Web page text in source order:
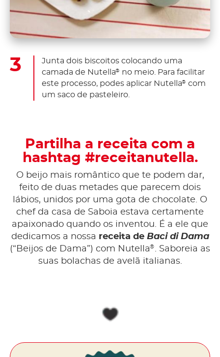
Junta dois biscoitos colocando uma
camada de Nutella® no meio. Para facilitar
este processo, podes aplicar Nutella® com
um saco de pasteleiro.
Partilha a receita com a
hashtag #receitanutella.
O beijo mais romântico que te podem dar,
feito de duas metades que parecem dois
lábios, unidos por uma gota de chocolate. O
chef da casa de Saboia estava certamente
apaixonado quando os inventou. É a ele que
dedicamos a nossa receita de Baci di Dama
(“Beijos de Dama”) com Nutella®. Saboreia as
suas bolachas de avelã italianas.